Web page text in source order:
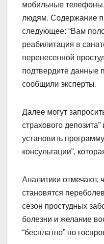
мобильные
людям. Содержание
следующее: “Вам
реабилитация в
перенесенной
подтвердите
сообщили эксперты.
Далее могут
страхового
установить
консультации”,
Аналитики отмечают,
становятся
сезон простудных
болезни и желание
“бесплатно” по